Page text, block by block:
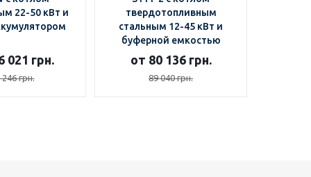
22-50 кВт и
021 грн.
грн.
твердотопливным
стальным 12-45 кВт и
буферной емкостью
от 80 136 грн.
89 040 грн.